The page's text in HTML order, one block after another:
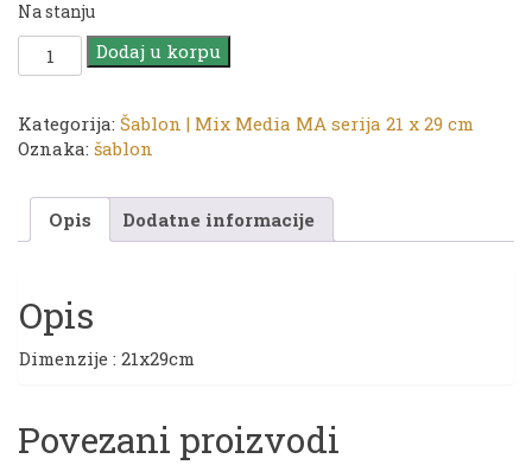
Na stanju
CADENCE
Šablon
serija
|
cm
18
Dodaj u korpu
Kategorija: Šablon | Mix Media MA serija 21 x 29 cm
Oznaka: šablon
Opis Dodatne informacije
Opis
Dimenzije : 21x29cm
Povezani proizvodi